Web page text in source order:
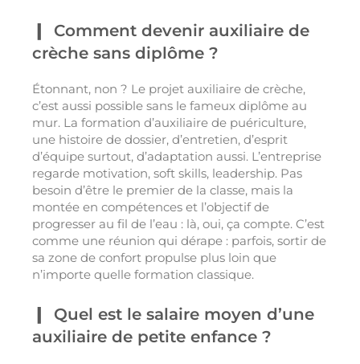
Comment devenir auxiliaire de
crèche sans diplôme ?
Étonnant, non ? Le projet auxiliaire de crèche,
c’est aussi possible sans le fameux diplôme au
mur. La formation d’auxiliaire de puériculture,
une histoire de dossier, d’entretien, d’esprit
d’équipe surtout, d’adaptation aussi. L’entreprise
regarde motivation, soft skills, leadership. Pas
besoin d’être le premier de la classe, mais la
montée en compétences et l’objectif de
progresser au fil de l’eau : là, oui, ça compte. C’est
comme une réunion qui dérape : parfois, sortir de
sa zone de confort propulse plus loin que
n’importe quelle formation classique.
Quel est le salaire moyen d’une
auxiliaire de petite enfance ?